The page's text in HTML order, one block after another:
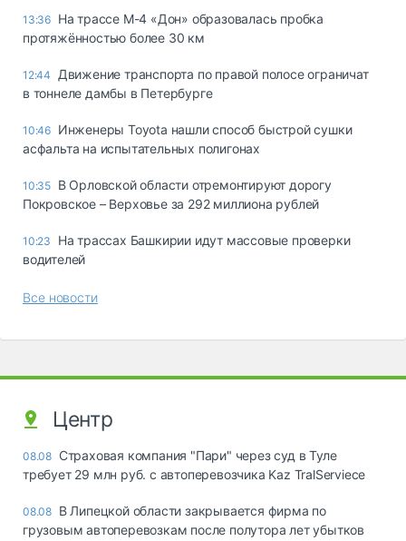
13:36 На трассе М-4 «Дон» образовалась пробка
протяжённостью более 30 км
12:44
Движение транспорта по правой полосе ограничат
в тоннеле дамбы в Петербурге
10:46 Инженеры Toyota нашли способ быстрой сушки
асфальта на испытательных полигонах
10:35 В Орловской области отремонтируют дорогу
Покровское – Верховье за 292 миллиона рублей
10:23
На трассах Башкирии идут массовые проверки
водителей
Все новости
Центр
08.08 Страховая компания "Пари" через суд в Туле
требует 29 млн руб. с автоперевозчика Kaz TralServiece
08.08 В Липецкой области закрывается фирма по
грузовым автоперевозкам после полутора лет убытков